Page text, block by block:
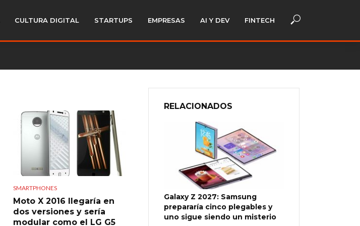
CULTURA DIGITAL STARTUPS EMPRESAS AI Y DEV FINTECH
SMARTPHONES
Moto X 2016 llegaría en
dos versiones y sería
modular como el LG G5
RELACIONADOS
Galaxy Z 2027: Samsung
prepararía cinco plegables y
uno sigue siendo un misterio